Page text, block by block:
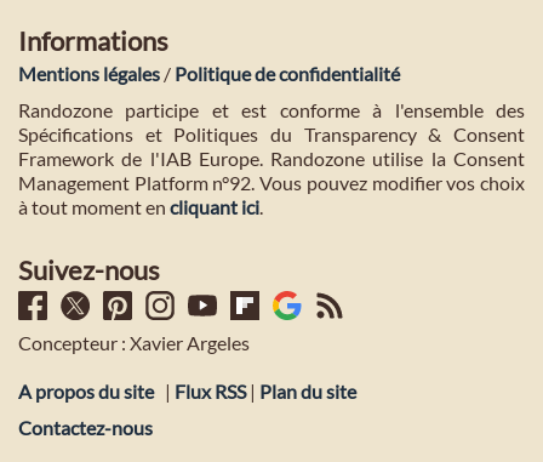
Informations
Mentions légales / Politique de confidentialité
Randozone participe et est conforme à l'ensemble des
Spécifications et Politiques du Transparency & Consent
Framework de l'IAB Europe. Randozone utilise la Consent
Management Platform n°92. Vous pouvez modifier vos choix
à tout moment en cliquant ici.
Suivez-nous
Concepteur : Xavier Argeles
A propos du site | Flux RSS| Plan du site
Contactez-nous